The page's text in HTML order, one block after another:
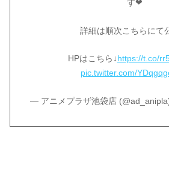
す❤
詳細は順次こちらにて
HPはこちら↓https://t.co/
pic.twitter.com/
— アニメプラザ池袋店